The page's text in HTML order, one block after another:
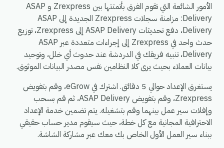
الأمور الشائعة التي تقوم الفرق بأتمتتها بين Zrexpress و ASAP
Delivery: مزامنة سجلات Zrexpress الجديدة إلى ASAP
Delivery، دفع تحديثات ASAP Delivery إلى Zrexpress، توزيع
حدث واحد في Zrexpress إلى إجراءات متعددة عبر ASAP
Delivery، تنبيه فريقك في الدردشة عند حدوث أي خلل، وتوحيد
بيانات العملاء بحيث يرى كلا النظامين نفس مصدر البيانات الموثوق.
يستغرق الإعداد حوالي 5 دقائق. اشترك في eGrow، وقم بتفويض
Zrexpress، وقم بتفويض ASAP Delivery، ثم قم بسحب
وإفلات سير عمل بينهما وقم بتشغيله. يتم تضمين خدمة الإعداد
الاحترافية المجانية مع كل خطة، حيث سيقوم مدير حساب حقيقي
ببناء سير العمل الأول الخاص بك معك عبر مشاركة الشاشة.